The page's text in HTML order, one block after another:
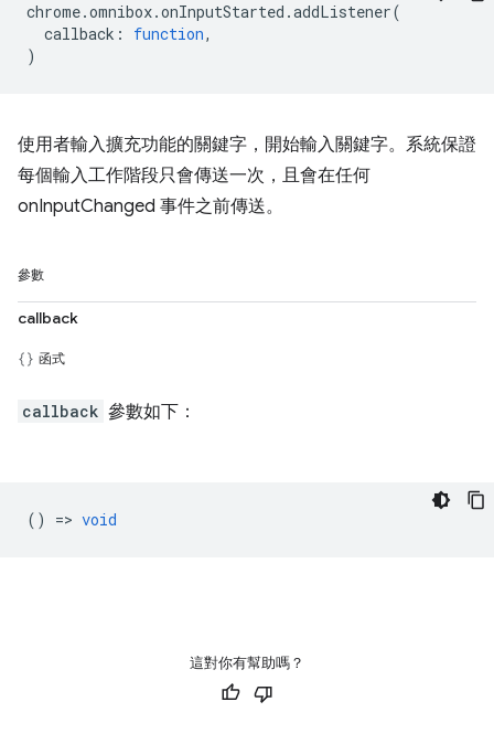
chrome.omnibox.onInputStarted .addListener(
callback : function,
)
使用者輸入擴充功能的關鍵字，開始輸入關鍵字。系統保證
每個輸入工作階段只會傳送一次，且會在任何
onInputChanged 事件之前傳送。
參數
callback
函式
callback 參數如下：
() => void
這對你有幫助嗎？